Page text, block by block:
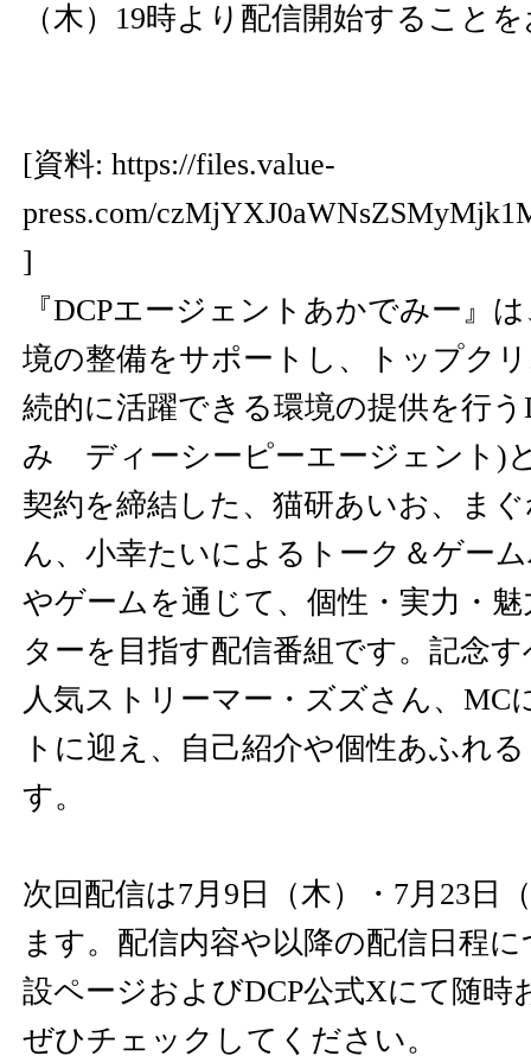
（木）19時より配信開始すること
[資料: https://files.value-
press.com/
]
『DCPエージェントあかでみー』
境の整備をサポートし、トップク
続的に活躍できる環境の提供を行う
み ディーシーピーエージェント)
契約を締結した、猫研あいお、ま
ん、小幸たいによるトーク＆ゲー
やゲームを通じて、個性・実力・
ターを目指す配信番組です。記念
人気ストリーマー・ズズさん、MC
トに迎え、自己紹介や個性あふれ
す。
次回配信は7月9日（木）・7月23日
ます。配信内容や以降の配信日程
設ページおよびDCP公式Xにて随時
ぜひチェックしてください。